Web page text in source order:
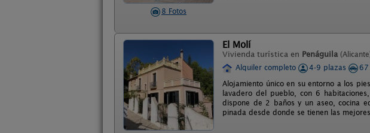
8 Fotos
El Molí
Vivienda turística en Penáguila
Alquiler completo
4-9 plazas
67
Alojamiento único en su entorno a los
lavadero del pueblo, con 6
dispone de 2 baños y un aseo, cocina
pinada desde donde se tienen las